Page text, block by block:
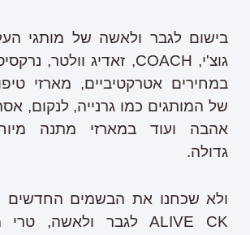
בישום לגבר ולאשה של מותגי
גוצ'י, COACH, זאדיג וולטר,
במחירים אטרקטיביים, מארזי
של המותגים כמו גרנייה, לנקום,
אהבה ועוד במארזי מתנה
גדולה.
ולא שכחנו את הבשמים החדשים
ALIVE
CK
לגבר ולאשה, טרי